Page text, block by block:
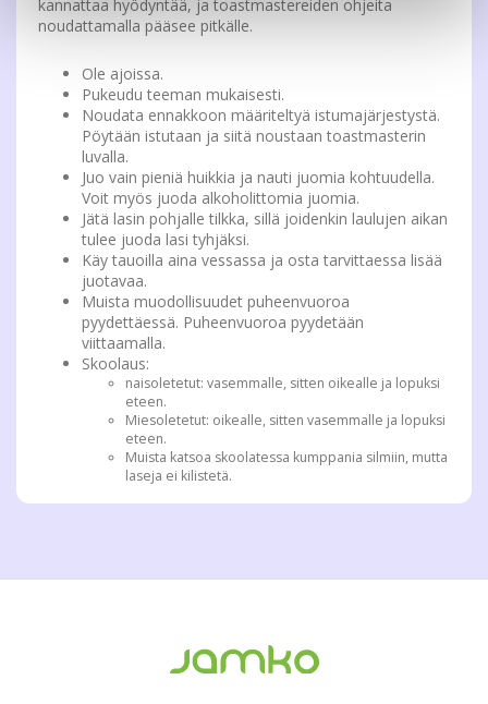
kannattaa hyödyntää, ja toastmastereiden ohjeita
noudattamalla pääsee pitkälle.
Ole ajoissa.
Pukeudu teeman mukaisesti.
Noudata ennakkoon määriteltyä istumajärjestystä.
Pöytään istutaan ja siitä noustaan toastmasterin
luvalla.
Juo vain pieniä huikkia ja nauti juomia kohtuudella.
Voit myös juoda alkoholittomia juomia.
Jätä lasin pohjalle tilkka, sillä joidenkin laulujen aikan
tulee juoda lasi tyhjäksi.
Käy tauoilla aina vessassa ja osta tarvittaessa lisää
juotavaa.
Muista muodollisuudet puheenvuoroa
pyydettäessä. Puheenvuoroa pyydetään
viittaamalla.
Skoolaus:
naisoletetut: vasemmalle, sitten oikealle ja lopuksi
eteen.
Miesoletetut: oikealle, sitten vasemmalle ja lopuksi
eteen.
Muista katsoa skoolatessa kumppania silmiin, mutta
laseja ei kilistetä.